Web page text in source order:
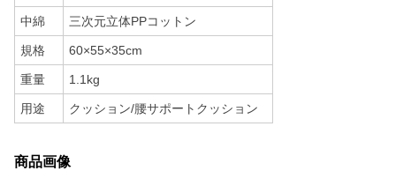
中綿 三次元立体PPコットン
規格 60×55×35cm
重量 1.1kg
用途 クッション/腰サポートクッション
商品画像